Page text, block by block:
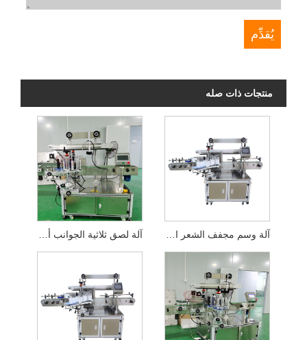
منتجات ذات صله
آلة لصق ثلاثية الجوانب أوتوماتيكية ذات ملصق واحد آلة وسم مجفف الشعر التلقائي